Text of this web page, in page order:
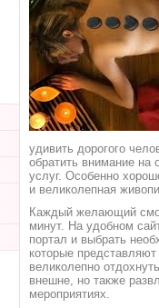
удивить дорогого
обратить внимание
услуг. Особенно
и великолепная
Каждый желающий
минут. На удобном
портал и выбрать
которые
великолепно
внешне, но также
мероприятиях.